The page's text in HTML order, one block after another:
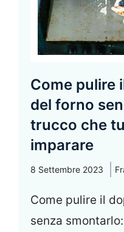
Come pulire
del forno
trucco che
imparare
8 Settembre 2023
Come pulire il
senza